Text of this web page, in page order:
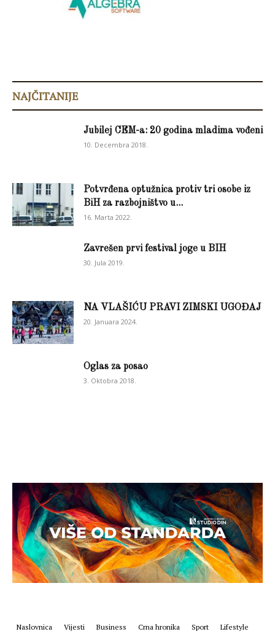
NAJČITANIJE
Jubilej CEM-a: 20 godina mladima vođeni
10. Decembra 2018.
Potvrđena optužnica protiv tri osobe iz
BiH za razbojništvo u...
16. Marta 2022.
Zavrešen prvi festival joge u BIH
30. Jula 2019.
NA VLAŠIĆU PRAVI ZIMSKI UGOĐAJ
20. Januara 2024.
Oglas za posao
3. Oktobra 2018.
Naslovnica Vijesti Business Crna hronika Sport
Lifestyle